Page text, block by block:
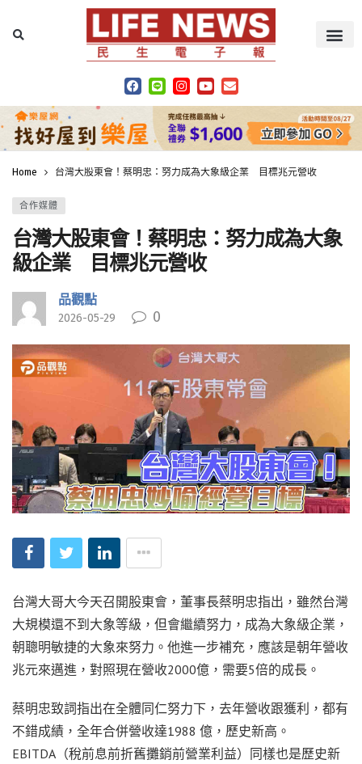
Home 台灣大股東會！蔡明忠：努力成為大象級企業 目標兆元營收
合作媒體
台灣大股東會！蔡明忠：努力成為大象
級企業 目標兆元營收
品觀點
2026-05-29 0
台灣大哥大今天召開股東會，董事長蔡明忠指出，雖然台灣
大規模還不到大象等級，但會繼續努力，成為大象級企業，
朝聰明敏捷的大象來努力。他進一步補充，應該是朝年營收
兆元來邁進，對照現在營收2000億，需要5倍的成長。
蔡明忠致詞指出在全體同仁努力下，去年營收跟獲利，都有
不錯成績，全年合併營收達1988 億，歷史新高。
EBITDA（稅前息前折舊攤銷前營業利益）同樣也是歷史新